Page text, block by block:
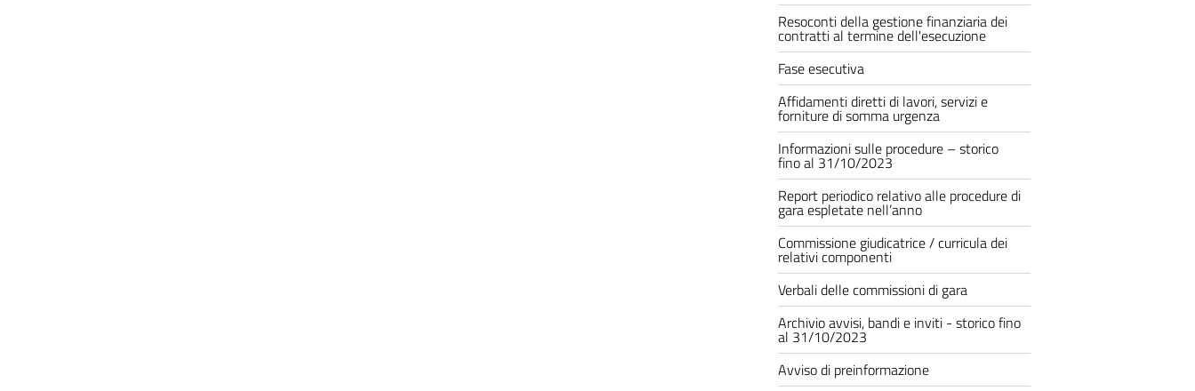
Resoconti della gestione finanziaria dei
contratti al termine dell'esecuzione
Fase esecutiva
Affidamenti diretti di lavori, servizi e
forniture di somma urgenza
Informazioni sulle procedure – storico
fino al 31/10/2023
Report periodico relativo alle procedure di
gara espletate nell’anno
Commissione giudicatrice / curricula dei
relativi componenti
Verbali delle commissioni di gara
Archivio avvisi, bandi e inviti - storico fino
al 31/10/2023
Avviso di preinformazione